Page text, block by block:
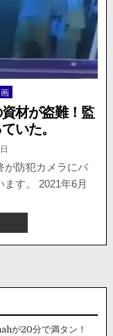
資材が盗難！監
いた。
が防犯カメラにバ
す。 2021年6月
が20分で満タン！